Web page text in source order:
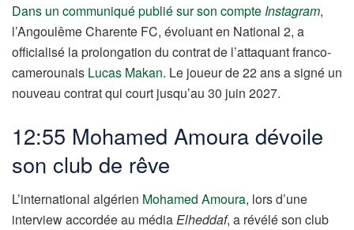
Dans un communiqué publié sur son compteInstagram,
l’Angoulême Charente FC, évoluant en National 2, a
officialisé la prolongation du contrat de l’attaquant franco-
camerounais Lucas Makan. Le joueur de 22 ans a signé un
nouveau contrat qui court jusqu’au 30 juin 2027.
12:55 Mohamed Amoura dévoile
son club de rêve
L’international algérien Mohamed Amoura, lors d’une
interview accordée au médiaElheddaf, a révélé son club